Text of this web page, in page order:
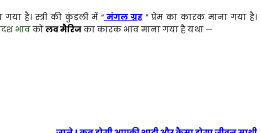
है। स्त्री की कुंडली में “मंगल ग्रह” प्रेम का कारक माना गया है।
भावकोलव मैरिजका कारक भाव माना गया है यथा —